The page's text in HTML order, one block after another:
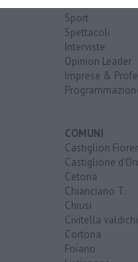
Sport
Spettacoli
Interviste
Opinion Leader
Imprese &
COMUNI
Castiglion
Castiglione
Cetona
Chianciano T.
Chiusi
Civitella
Cortona
Foiano